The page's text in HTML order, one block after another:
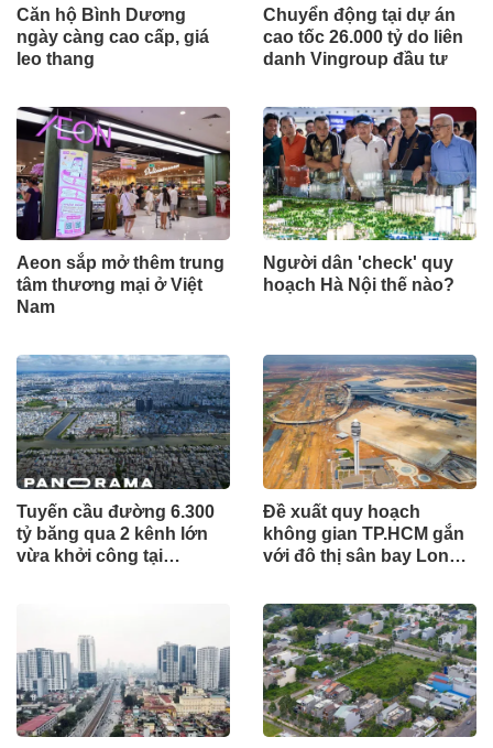
Căn hộ Bình Dương
ngày càng cao cấp, giá
leo thang
Chuyển động tại dự án
cao tốc 26.000 tỷ do liên
danh Vingroup đầu tư
Aeon sắp mở thêm trung
tâm thương mại ở Việt
Nam
Người dân 'check' quy
hoạch Hà Nội thế nào?
Tuyến cầu đường 6.300
tỷ băng qua 2 kênh lớn
vừa khởi công tại
Đề xuất quy hoạch
không gian TP.HCM gắn
với đô thị sân bay Long